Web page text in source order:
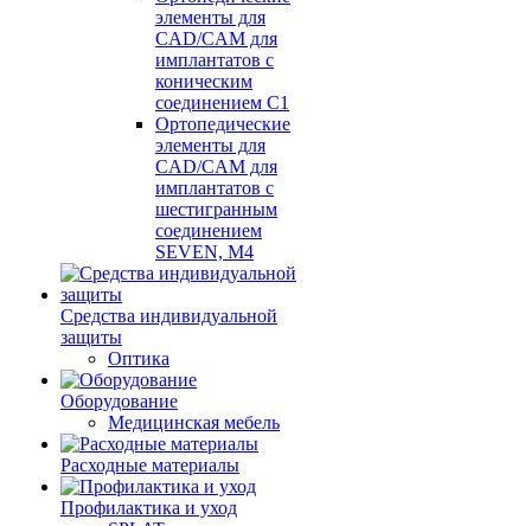
элементы для
CAD/CAM для
имплантатов с
коническим
соединением С1
Ортопедические
элементы для
CAD/CAM для
имплантатов с
шестигранным
соединением
SEVEN, М4
Средства индивидуальной
защиты
Оптика
Оборудование
Медицинская мебель
Расходные материалы
Профилактика и уход